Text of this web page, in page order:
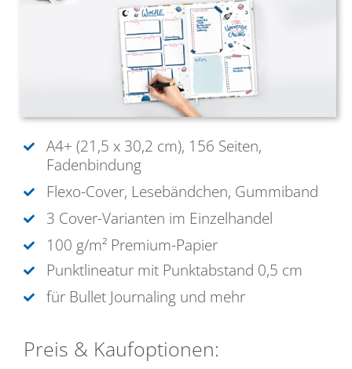
A4+ (21,5 x 30,2 cm), 156 Seiten,
Fadenbindung
Flexo-Cover, Lesebändchen, Gummiband
3 Cover-Varianten im Einzelhandel
100 g/m² Premium-Papier
Punktlineatur mit Punktabstand 0,5 cm
für Bullet Journaling und mehr
Preis & Kaufoptionen: